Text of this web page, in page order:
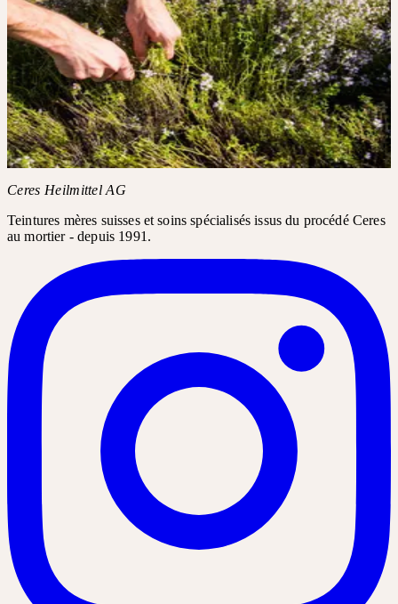
CERES SUR
INSTAGRAM#THYMUS /
#THYMUSVULGARIS
Les posts Instagram nécessitent votre consentement pour le
contenu tiers.
Charger Instagram
Ceres Heilmittel AG
Teintures mères suisses et soins spécialisés issus du procédé Ceres
au mortier - depuis 1991.